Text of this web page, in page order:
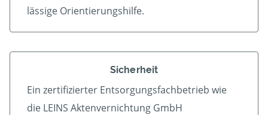
lässige Orientierungshilfe.
Sicherheit
Ein zertifizierter Ent­sorgungs­fach­betrieb wie
die LEINS Aktenvernichtung GmbH